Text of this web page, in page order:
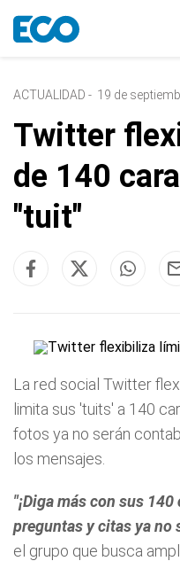
ACTUALIDAD - 19 de
Twitter
de 140
"tuit"
La red social Twitter
limita sus 'tuits' a 140
fotos ya no serán
los mensajes.
"¡Diga más con sus
preguntas y citas ya no
el grupo que busca